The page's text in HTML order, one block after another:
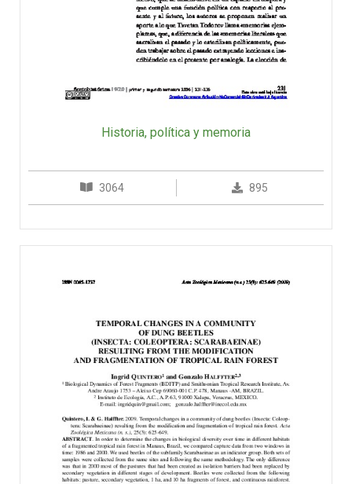
Historia, política y memoria
3064 895